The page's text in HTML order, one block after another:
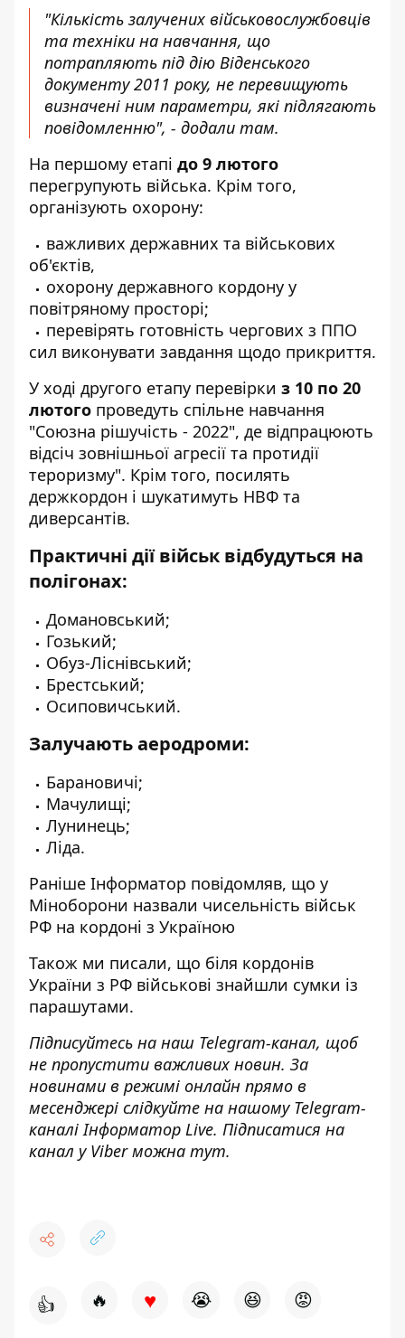
"Кількість залучених військовослужбовців
та техніки на навчання, що
потрапляють під дію Віденського
документу 2011 року, не перевищують
визначені ним параметри, які підлягають
повідомленню", - додали там.
На першому етапі до 9 лютого
перегрупують війська. Крім того,
організують охорону:
важливих державних та військових
об'єктів,
охорону державного кордону у
повітряному просторі;
перевірять готовність чергових з ППО
сил виконувати завдання щодо прикриття.
У ході другого етапу перевірки з 10 по 20
лютого проведуть спільне навчання
"Союзна рішучість - 2022", де відпрацюють
відсіч зовнішньої агресії та протидії
тероризму". Крім того, посилять
держкордон і шукатимуть НВФ та
диверсантів.
Практичні дії військ відбудуться на
полігонах:
Домановський;
Гозький;
Обуз-Ліснівський;
Брестський;
Осиповичський.
Залучають аеродроми:
Барановичі;
Мачулищі;
Лунинець;
Ліда.
Раніше Інформатор повідомляв, що у
Міноборони назвали чисельність військ
РФ на кордоні з Україною
Також ми писали, що біля кордонів
України з РФ військові знайшли сумки із
парашутами.
Підписуйтесь на наш Telegram-канал, щоб
не пропустити важливих новин. За
новинами в режимі онлайн прямо в
месенджері слідкуйте на нашому Telegram-
каналіІнформатор Live. Підписатися на
канал у Viber можна тут.
👍 🔥 ♥ 😭 😆 😡